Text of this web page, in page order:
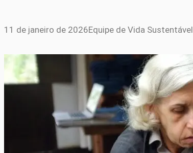
11 de janeiro de 2026Equipe de Vida Sustentável